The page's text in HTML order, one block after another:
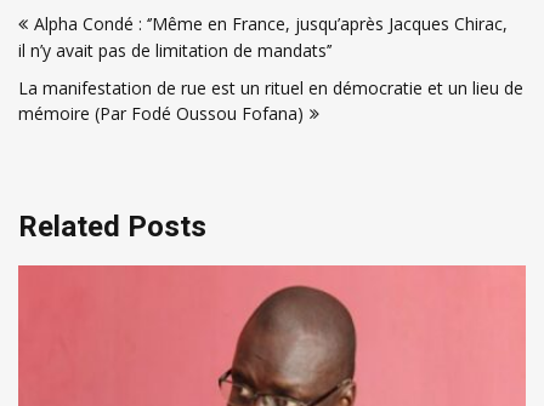
de
l’article
Alpha Condé : ‘’Même en France, jusqu’après Jacques Chirac,
il n’y avait pas de limitation de mandats’’
La manifestation de rue est un rituel en démocratie et un lieu de
mémoire (Par Fodé Oussou Fofana)
Related Posts